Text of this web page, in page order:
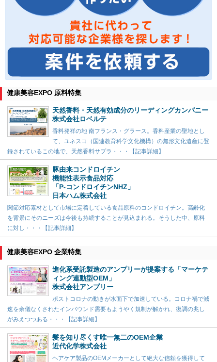
健康美容EXPO 原料特集
天然香料・天然有効成分のリーディングカンパニー
株式会社ロベルテ
香料発祥の地 南フランス・グラース。香料産業の聖地とし
て、ユネスコ（国連教育科学文化機構）の無形文化遺産に登
録されているこの地で、天然香料サプラ・・・【記事詳細】
豚由来コンドロイチン
機能性表示食品対応
「P-コンドロイチンNHZ」
日本ハム株式会社
関節対応素材として市場に定着している食品原料のコンドロイチン。高齢化
を背景にそのニーズは今後も持続することが見込まれる。そうした中、原料
に対し・・・【記事詳細】
健康美容EXPO 企業特集
進化系受託製造のアンプリーが提案する「マーケテ
ィング連動型OEM」
株式会社アンプリー
ポストコロナの動きが水面下で加速している。コロナ禍で減
速を余儀なくされたインバウンド需要もようやく規制が解かれ、復調の兆し
がみえつつある・・・【記事詳細】
髪を知り尽くす唯一無二のOEM企業
近代化学株式会社
ヘアケア製品のOEMメーカーとして絶大な信頼を獲得して